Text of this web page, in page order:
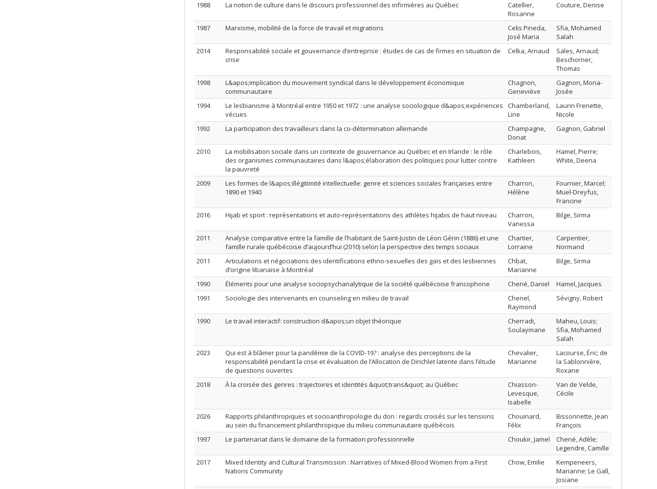
1988
La notion de culture dans le discours professionnel des infirmières au Québec
Catellier,
Rosanne
Couture, Denise
1987 Marxisme, mobilité de la force de travail et migrations
Celis Pineda,
José Maria
Sfia, Mohamed
Salah
2014
Responsabilité sociale et gouvernance d’entreprise : études de cas de firmes en situation de
crise
Celka, Arnaud
Sales, Arnaud;
Beschorner,
Thomas
1998
L&apos;implication du mouvement syndical dans le développement économique
communautaire
Chagnon,
Geneviève
Gagnon, Mona-
Josée
1994
Le lesbianisme à Montréal entre 1950 et 1972 : une analyse sociologique d&apos;expériences
vécues
Chamberland,
Line
Laurin Frenette,
Nicole
1992
La participation des travailleurs dans la co-détermination allemande
Champagne,
Donat
Gagnon, Gabriel
2010
La mobilisation sociale dans un contexte de gouvernance au Québec et en Irlande : le rôle
des organismes communautaires dans l&apos;élaboration des politiques pour lutter contre
la pauvreté
Charlebois,
Kathleen
Hamel, Pierre;
White, Deena
2009
Les formes de l&apos;illégitimité intellectuelle: genre et sciences sociales françaises entre
1890 et 1940
Charron,
Hélène
Fournier, Marcel;
Muel-Dreyfus,
Francine
2016
Hijab et sport : représentations et auto-représentations des athlètes hijabis de haut niveau
Charron,
Vanessa
Bilge, Sirma
2011
Analyse comparative entre la famille de l’habitant de Saint-Justin de Léon Gérin (1886) et une
famille rurale québécoise d’aujourd’hui (2010) selon la perspective des temps sociaux
Chartier,
Lorraine
Carpentier,
Normand
2011
Articulations et négociations des identifications ethno-sexuelles des gais et des lesbiennes
d’origine libanaise à Montréal
Chbat,
Marianne
Bilge, Sirma
1990 Éléments pour une analyse sociopsychanalytique de la société québécoise francophone Chené, Daniel
Hamel, Jacques
1991
Sociologie des intervenants en counseling en milieu de travail
Chenel,
Raymond
Sévigny, Robert
1990 Le travail interactif: construction d&apos;un objet théorique
Cherradi,
Soulaymane
Maheu, Louis;
Sfia, Mohamed
Salah
2023
Qui est à blâmer pour la pandémie de la COVID-19? : analyse des perceptions de la
responsabilité pendant la crise et évaluation de l’Allocation de Dirichlet latente dans l’étude
de questions ouvertes
Chevalier,
Marianne
Lacourse, Éric; de
la Sablonnière,
Roxane
2018
À la croisée des genres : trajectoires et identités &quot;trans&quot; au Québec
Chiasson-
Levesque,
Isabelle
Van de Velde,
Cécile
2026
Rapports philanthropiques et socioanthropologie du don : regards croisés sur les tensions
au sein du financement philanthropique du milieu communautaire québécois
Chouinard,
Félix
Bissonnette, Jean
François
1997
Le partenariat dans le domaine de la formation professionnelle Choukir, Jamel
Chené, Adèle;
Legendre, Camille
2017
Mixed Identity and Cultural Transmission : Narratives of Mixed-Blood Women from a First
Nations Community
Chow, Emilie
Kempeneers,
Marianne; Le Gall,
Josiane